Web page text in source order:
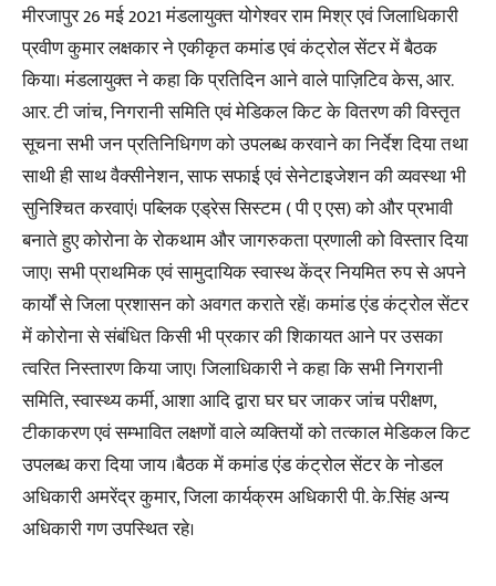
मीरजापुर 26 मई 2021 मंडलायुक्त योगेश्वर राम मिश्र एवं जिलाधिकारी
प्रवीण कुमार लक्षकार ने एकीकृत कमांड एवं कंट्रोल सेंटर में बैठक
किया। मंडलायुक्त ने कहा कि प्रतिदिन आने वाले पाज़िटिव केस, आर.
आर. टी जांच, निगरानी समिति एवं मेडिकल किट के वितरण की विस्तृत
सूचना सभी जन प्रतिनिधिगण को उपलब्ध करवाने का निर्देश दिया तथा
साथी ही साथ वैक्सीनेशन, साफ सफाई एवं सेनेटाइजेशन की व्यवस्था भी
सुनिश्चित करवाएं। पब्लिक एड्रेस सिस्टम ( पी ए एस) को और प्रभावी
बनाते हुए कोरोना के रोकथाम और जागरुकता प्रणाली को विस्तार दिया
जाए। सभी प्राथमिक एवं सामुदायिक स्वास्थ केंद्र नियमित रुप से अपने
कार्यों से जिला प्रशासन को अवगत कराते रहें। कमांड एंड कंट्रोल सेंटर
में कोरोना से संबंधित किसी भी प्रकार की शिकायत आने पर उसका
त्वरित निस्तारण किया जाए। जिलाधिकारी ने कहा कि सभी निगरानी
समिति, स्वास्थ्य कर्मी, आशा आदि द्वारा घर घर जाकर जांच परीक्षण,
टीकाकरण एवं सम्भावित लक्षणों वाले व्यक्तियों को तत्काल मेडिकल किट
उपलब्ध करा दिया जाय ।बैठक में कमांड एंड कंट्रोल सेंटर के नोडल
अधिकारी अमरेंद्र कुमार, जिला कार्यक्रम अधिकारी पी. के.सिंह अन्य
अधिकारी गण उपस्थित रहे।